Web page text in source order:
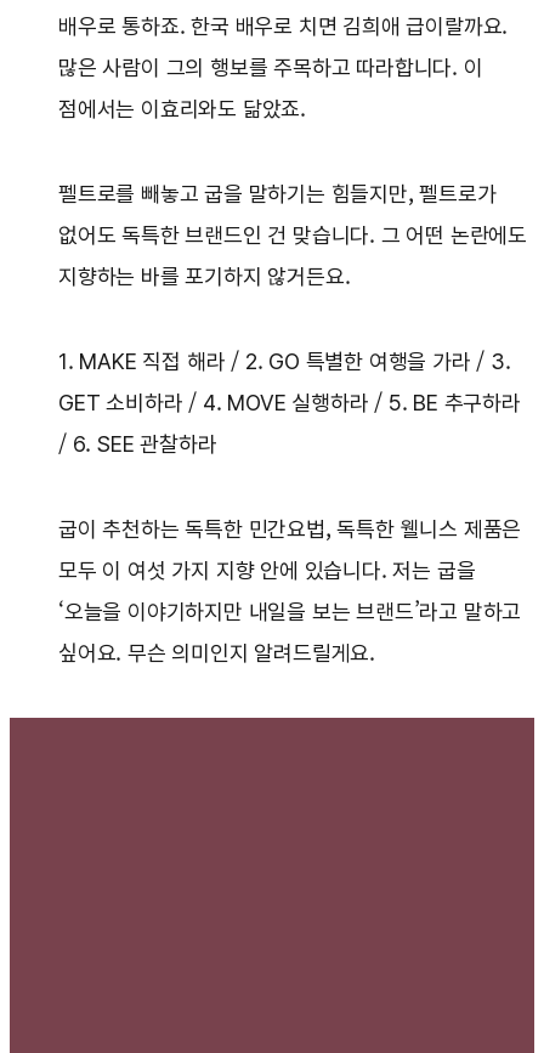
배우로 통하죠. 한국 배우로 치면 김희애 급이랄까요.
많은 사람이 그의 행보를 주목하고 따라합니다. 이
점에서는 이효리와도 닮았죠.
펠트로를 빼놓고 굽을 말하기는 힘들지만, 펠트로가
없어도 독특한 브랜드인 건 맞습니다. 그 어떤 논란에도
지향하는 바를 포기하지 않거든요.
1. MAKE 직접 해라 / 2. GO 특별한 여행을 가라 / 3.
GET 소비하라 / 4. MOVE 실행하라 / 5. BE 추구하라
/ 6. SEE 관찰하라
굽이 추천하는 독특한 민간요법, 독특한 웰니스 제품은
모두 이 여섯 가지 지향 안에 있습니다. 저는 굽을
‘오늘을 이야기하지만 내일을 보는 브랜드’라고 말하고
싶어요. 무슨 의미인지 알려드릴게요.